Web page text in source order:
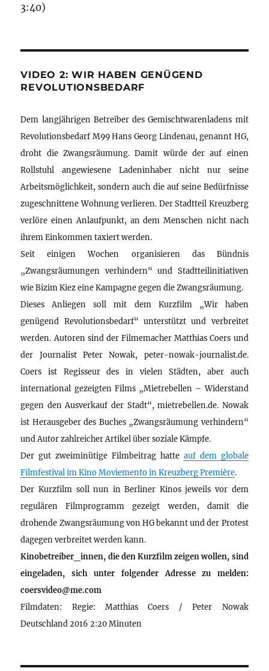
3:40)
VIDEO 2: WIR HABEN GENÜGEND
REVOLUTIONSBEDARF
Dem langjährigen Betreiber des Gemischtwarenladens mit
Revolutionsbedarf M99 Hans Georg Lindenau, genannt HG,
droht die Zwangsräumung. Damit würde der auf einen
Rollstuhl angewiesene Ladeninhaber nicht nur seine
Arbeitsmöglichkeit, sondern auch die auf seine Bedürfnisse
zugeschnittene Wohnung verlieren. Der Stadtteil Kreuzberg
verlöre einen Anlaufpunkt, an dem Menschen nicht nach
ihrem Einkommen taxiert werden.
Seit einigen Wochen organisieren das Bündnis
„Zwangsräumungen verhindern“ und Stadtteilinitiativen
wie Bizim Kiez eine Kampagne gegen die Zwangsräumung.
Dieses Anliegen soll mit dem Kurzfilm „Wir haben
genügend Revolutionsbedarf“ unterstützt und verbreitet
werden. Autoren sind der Filmemacher Matthias Coers und
der Journalist Peter Nowak, peter-nowak-journalist.de.
Coers ist Regisseur des in vielen Städten, aber auch
international gezeigten Films „Mietrebellen – Widerstand
gegen den Ausverkauf der Stadt“, mietrebellen.de. Nowak
ist Herausgeber des Buches „Zwangsräumung verhindern“
und Autor zahlreicher Artikel über soziale Kämpfe.
Der gut zweiminütige Filmbeitrag hatte auf dem globale
Filmfestival im Kino Moviemento in Kreuzberg Première.
Der Kurzfilm soll nun in Berliner Kinos jeweils vor dem
regulären Filmprogramm gezeigt werden, damit die
drohende Zwangsräumung von HG bekannt und der Protest
dagegen verbreitet werden kann.
Kinobetreiber_innen, die den Kurzfilm zeigen wollen, sind
eingeladen, sich unter folgender Adresse zu melden:
coersvideo@me.com
Filmdaten: Regie: Matthias Coers / Peter Nowak
Deutschland 2016 2:20 Minuten